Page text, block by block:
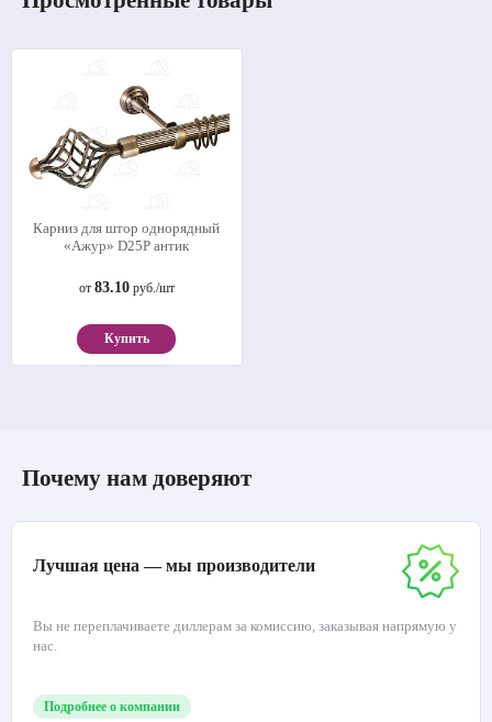
Карниз для штор однорядный
«Ажур» D25Р антик
от 83.10руб./шт
Купить
Почему нам доверяют
Лучшая цена — мы производители
Вы не переплачиваете диллерам за комиссию, заказывая напрямую у
нас.
Подробнее о компании